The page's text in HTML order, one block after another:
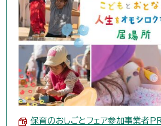
保育のおしごとフェア参加事業者